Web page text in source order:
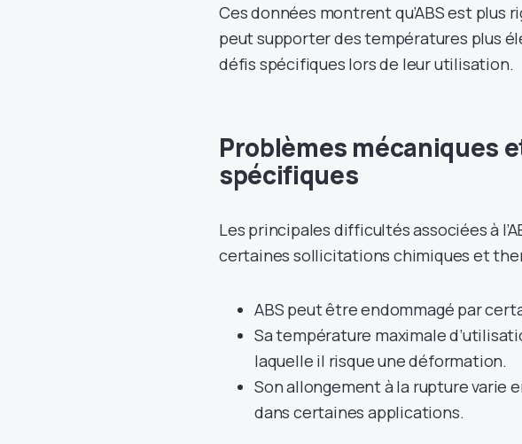
Ces données montrent qu’ABS est plus
peut supporter des températures plus
défis spécifiques lors de leur utilisation.
Problèmes mécaniques
spécifiques
Les principales difficultés associées à
certaines sollicitations chimiques et
ABS peut être endommagé par
Sa température maximale
laquelle il risque une déformation.
Son allongement à la rupture varie
dans certaines applications.